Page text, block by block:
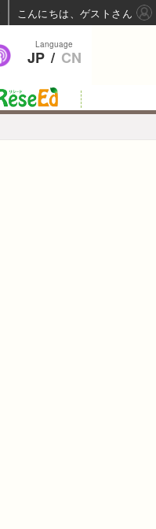
Language
JP / CN
こんにちは、ゲストさん